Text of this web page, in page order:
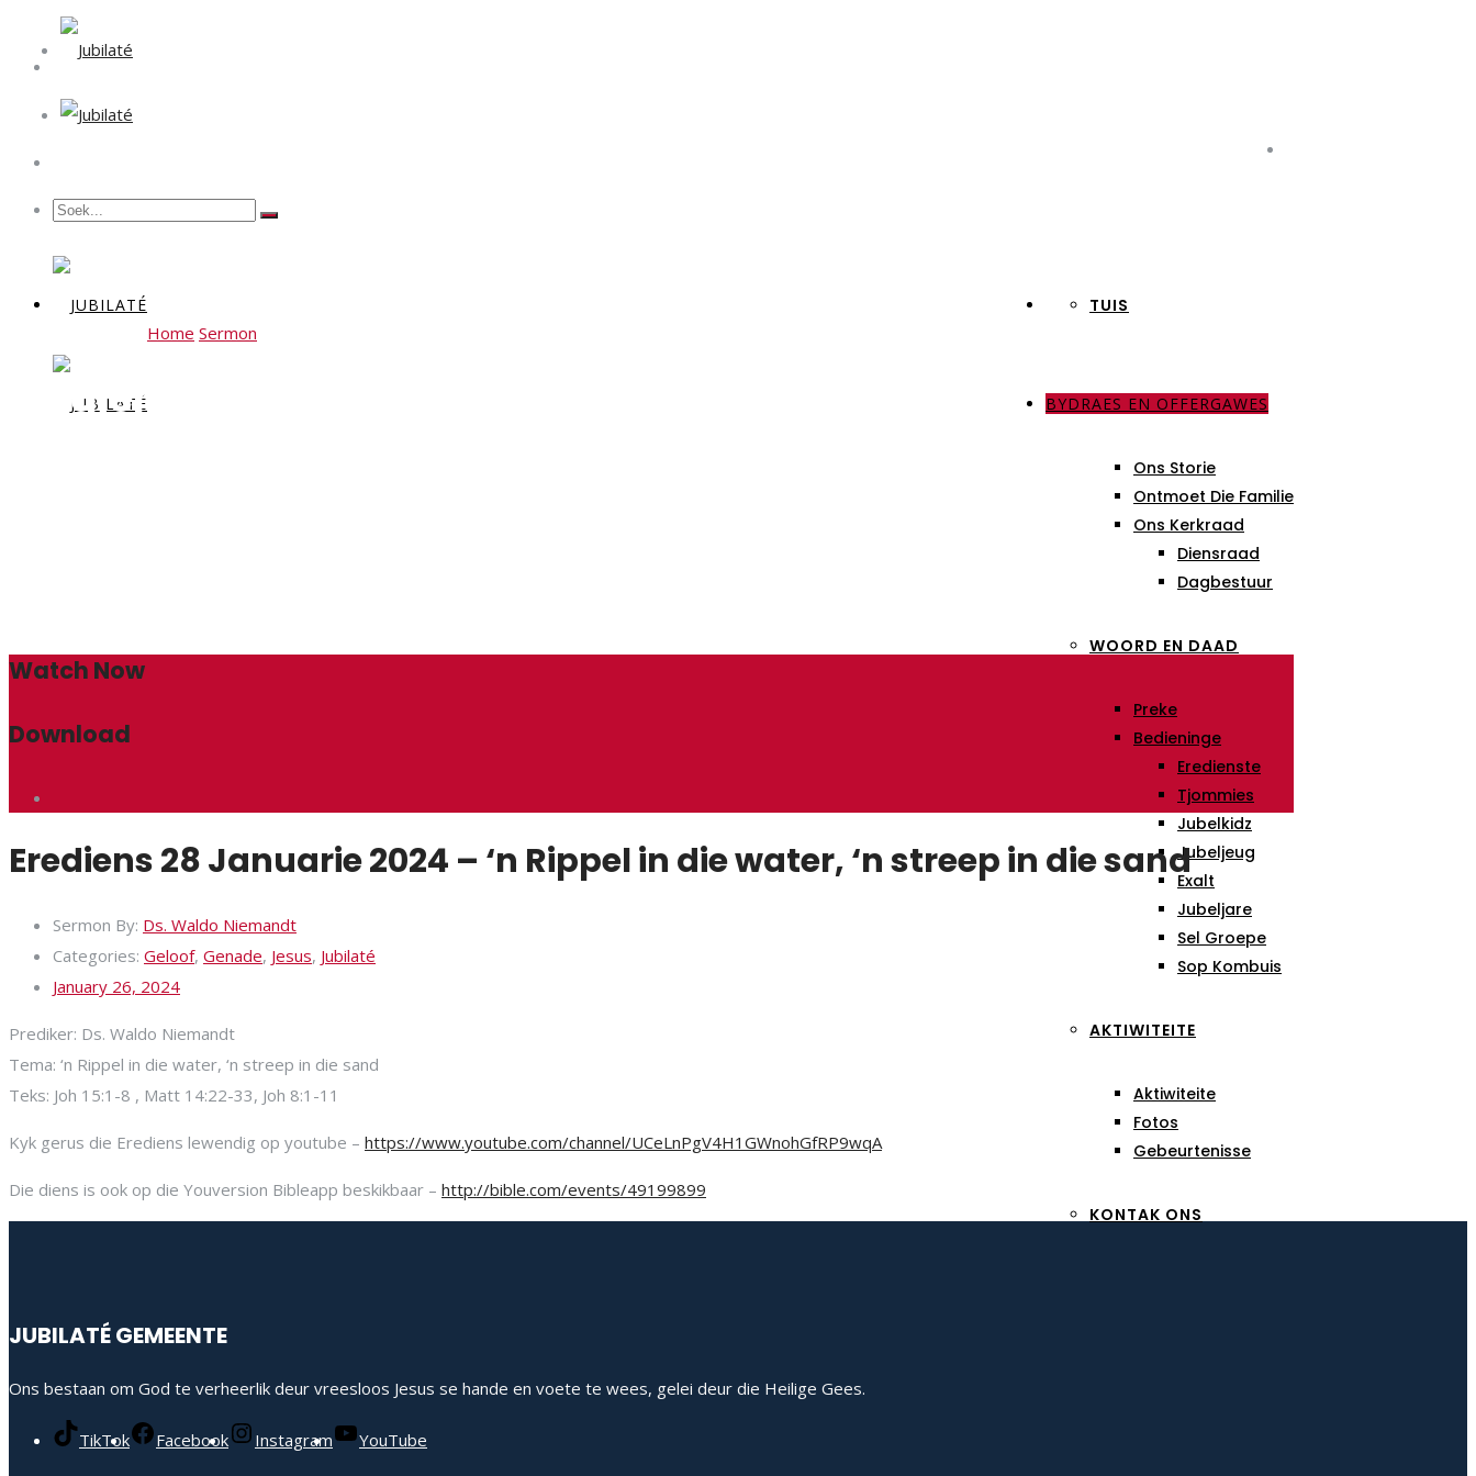
TUIS
ONS STORIE
Ons Storie
Ontmoet Die Familie
Ons Kerkraad
Diensraad
Dagbestuur
WOORD EN DAAD
Preke
Bedieninge
Eredienste
Tjommies
Jubelkidz
Jubeljeug
Exalt
Jubeljare
Sel Groepe
Sop Kombuis
AKTIWITEITE
Aktiwiteite
Fotos
Gebeurtenisse
KONTAK ONS
BYDRAES EN OFFERGAWES
Home Sermon
Erediens 28 Januarie 2024 – ‘n Rippel in die
Watch Now
Download
Erediens 28 Januarie 2024 – ‘n Rippel in die water, ‘n streep in die sand
Sermon By: Ds. Waldo Niemandt
Categories: Geloof, Genade, Jesus, Jubilaté
January 26, 2024
Prediker: Ds. Waldo Niemandt
Tema: ‘n Rippel in die water, ‘n streep in die sand
Teks: Joh 15:1-8 , Matt 14:22-33, Joh 8:1-11
Kyk gerus die Erediens lewendig op youtube – https://www.youtube.com/channel/UCeLnPgV4H1GWnohGfRP9wqA
Die diens is ook op die Youversion Bibleapp beskikbaar – http://bible.com/events/49199899
JUBILATÉ GEMEENTE
Ons bestaan om God te verheerlik deur vreesloos Jesus se hande en voete te wees, gelei deur die Heilige Gees.
TikTok Facebook Instagram YouTube